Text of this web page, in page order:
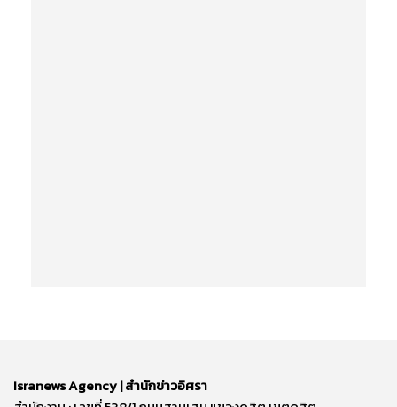
Isranews Agency | สำนักข่าวอิศรา